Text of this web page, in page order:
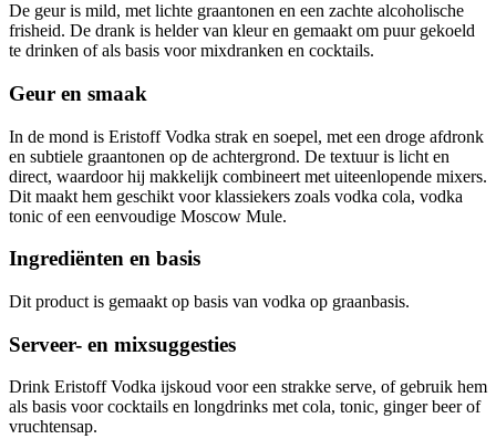
De geur is mild, met lichte graantonen en een zachte alcoholische
frisheid. De drank is helder van kleur en gemaakt om puur gekoeld
te drinken of als basis voor mixdranken en cocktails.
Geur en smaak
In de mond is Eristoff Vodka strak en soepel, met een droge afdronk
en subtiele graantonen op de achtergrond. De textuur is licht en
direct, waardoor hij makkelijk combineert met uiteenlopende mixers.
Dit maakt hem geschikt voor klassiekers zoals vodka cola, vodka
tonic of een eenvoudige Moscow Mule.
Ingrediënten en basis
Dit product is gemaakt op basis van vodka op graanbasis.
Serveer- en mixsuggesties
Drink Eristoff Vodka ijskoud voor een strakke serve, of gebruik hem
als basis voor cocktails en longdrinks met cola, tonic, ginger beer of
vruchtensap.